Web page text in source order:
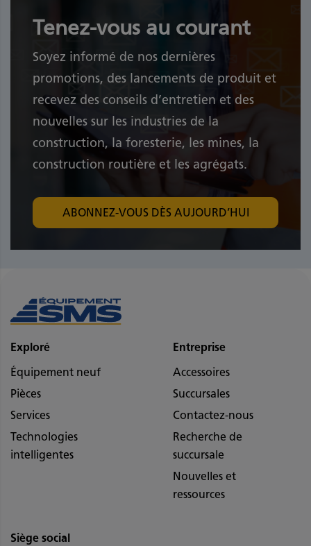
Tenez-vous au courant
Soyez informé de nos dernières
promotions, des lancements de produit et
recevez des conseils d’entretien et des
nouvelles sur les industries de la
construction, la foresterie, les mines, la
construction routière et les agrégats.
ABONNEZ-VOUS DÈS AUJOURD’HUI
Exploré
Équipement neuf
Pièces
Services
Technologies
intelligentes
Entreprise
Accessoires
Succursales
Contactez-nous
Recherche de
succursale
Nouvelles et
ressources
Siège social